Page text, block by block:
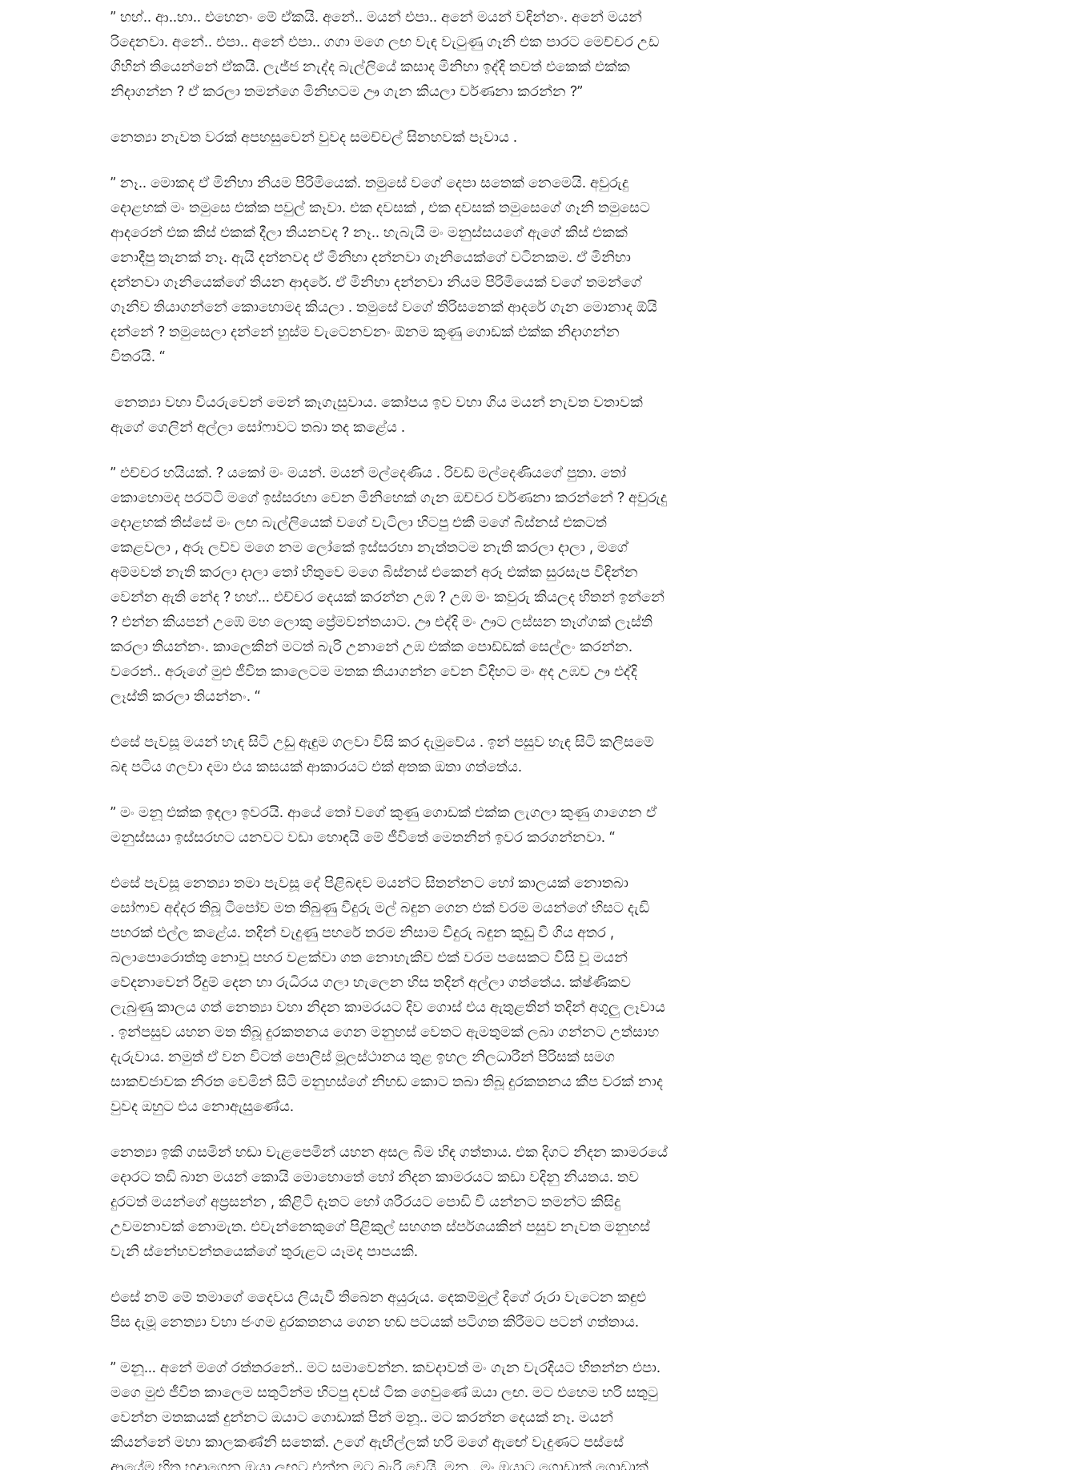
” හහ්.. ආ..හා.. එහෙනං මේ ඒකයි. අනේ.. මයන් එපා.. අනේ මයන් වඳින්නං. අනේ මයන්
රිදෙනවා. අනේ.. එපා.. අනේ එපා.. ගගා මගෙ ලඟ වැඳ වැටුණු ගෑනි එක පාරට මෙච්චර උඩ
ගිහින් තියෙන්නේ ඒකයි. ලැජ්ජ නැද්ද බැල්ලියේ කසාද මිනිහා ඉද්දි තවත් එකෙක් එක්ක
නිදාගන්න ? ඒ කරලා තමන්ගෙ මිනිහටම ඌ ගැන කියලා වර්ණනා කරන්න ?”
නෙත්‍යා නැවත වරක් අපහසුවෙන් වුවද සමච්චල් සිනහවක් පෑවාය .
” නෑ.. මොකද ඒ මිනිහා නියම පිරිමියෙක්. තමුසේ වගේ දෙපා සතෙක් නෙමෙයි. අවුරුදු
දොළහක් මං තමුසෙ එක්ක පවුල් කෑවා. එක දවසක් , එක දවසක් තමුසෙගේ ගෑනි තමුසෙට
ආදරෙන් එක කිස් එකක් දීලා තියනවද ? නෑ.. හැබැයි මං මනුස්සයගේ ඇගේ කිස් එකක්
නොදීපු තැනක් නෑ. ඇයි දන්නවද ඒ මිනිහා දන්නවා ගෑනියෙක්ගේ වටිනකම. ඒ මිනිහා
දන්නවා ගෑනියෙක්ගේ තියන ආදරේ. ඒ මිනිහා දන්නවා නියම පිරිමියෙක් වගේ තමන්ගේ
ගෑනිව තියාගන්නේ කොහොමද කියලා . තමුසේ වගේ තිරිසනෙක් ආදරේ ගැන මොනාද ඕයි
දන්නේ ? තමුසෙලා දන්නේ හුස්ම වැටෙනවනං ඕනම කුණු ගොඩක් එක්ක නිදාගන්න
විතරයි. “
නෙත්‍යා වහා වියරුවෙන් මෙන් කෑගැසුවාය. කෝපය ඉව වහා ගිය මයන් නැවත වතාවක්
ඇගේ ගෙලින් අල්ලා සෝෆාවට තබා තද කළේය .
” එච්චර හයියක්. ? යකෝ මං මයන්. මයන් මල්දෙණිය . රිචඩ් මල්දෙණියගේ පුතා. තෝ
කොහොමද පරට්ටි මගේ ඉස්සරහා වෙන මිනිහෙක් ගැන ඔච්චර වර්ණනා කරන්නේ ? අවුරුදු
දොළහක් තිස්සේ මං ලඟ බැල්ලියෙක් වගේ වැටිලා හිටපු එකී මගේ බිස්නස් එකටත්
කෙළවලා , අරූ ලව්ව මගෙ නම ලෝකේ ඉස්සරහා නැත්තටම නැති කරලා දාලා , මගේ
අම්මවත් නැති කරලා දාලා තෝ හිතුවෙ මගෙ බිස්නස් එකෙන් අරූ එක්ක සුරසැප විඳින්න
වෙන්න ඇති නේද ? හහ්… එච්චර දෙයක් කරන්න උඹ ? උඹ මං කවුරු කියලද හිතන් ඉන්නේ
? එන්න කියපන් උඹේ මහ ලොකු ප්‍රේමවන්තයාට. ඌ එද්දි මං ඌට ලස්සන තෑග්ගක් ලෑස්ති
කරලා තියන්නං. කාලෙකින් මටත් බැරි උනානේ උඹ එක්ක පොඩ්ඩක් සෙල්ලං කරන්න.
වරෙන්.. අරූගේ මුළු ජීවිත කාලෙටම මතක තියාගන්න වෙන විදිහට මං අද උඹව ඌ එද්දි
ලෑස්ති කරලා තියන්නං. “
එසේ පැවසූ මයන් හැඳ සිටි උඩු ඇඳුම ගලවා විසි කර දැමුවේය . ඉන් පසුව හැඳ සිටි කලිසමේ
බඳ පටිය ගලවා දමා එය කසයක් ආකාරයට එක් අතක ඔතා ගත්තේය.
” මං මනූ එක්ක ඉඳලා ඉවරයි. ආයේ තෝ වගේ කුණු ගොඩක් එක්ක ලැගලා කුණු ගාගෙන ඒ
මනුස්සයා ඉස්සරහට යනවට වඩා හොඳයි මේ ජීවිතේ මෙතනින් ඉවර කරගන්නවා. “
එසේ පැවසූ නෙත්‍යා තමා පැවසූ දේ පිළිබඳව මයන්ට සිතන්නට හෝ කාලයක් නොතබා
සෝෆාව අද්දර තිබූ ටීපෝව මත තිබුණු වීදුරු මල් බඳුන ගෙන එක් වරම මයන්ගේ හිසට දැඩි
පහරක් එල්ල කළේය. තදින් වැදුණු පහරේ තරම නිසාම වීදුරු බඳුන කුඩු වී ගිය අතර ,
බලාපොරොත්තු නොවූ පහර වළක්වා ගත නොහැකිව එක් වරම පසෙකට විසි වූ මයන්
වේදනාවෙන් රිදුම් දෙන හා රුධිරය ගලා හැලෙන හිස තදින් අල්ලා ගත්තේය. ක්ෂ්ණිකව
ලැබුණු කාලය ගත් නෙත්‍යා වහා නිදන කාමරයට දිව ගොස් එය ඇතුළතින් තදින් අගුලු ලෑවාය
. ඉන්පසුව යහන මත තිබූ දුරකතනය ගෙන මනුහස් වෙතට ඇමතුමක් ලබා ගන්නට උත්සාහ
දැරුවාය. නමුත් ඒ වන විටත් පොලිස් මූලස්ථානය තුළ ඉහල නිලධාරීන් පිරිසක් සමග
සාකච්ජාවක නිරත වෙමින් සිටි මනුහස්ගේ නිහඬ කොට තබා තිබූ දුරකතනය කීප වරක් නාද
වුවද ඔහුට එය නොඇසුණේය.
නෙත්‍යා ඉකි ගසමින් හඬා වැළපෙමින් යහන අසල බිම හිඳ ගත්තාය. එක දිගට නිදන කාමරයේ
දොරට තඩි බාන මයන් කොයි මොහොතේ හෝ නිදන කාමරයට කඩා වදිනු නියතය. තව
දුරටත් මයන්ගේ අප්‍රසන්න , කිළිටි දෑතට හෝ ශරීරයට පොඩි වී යන්නට තමන්ට කිසිදු
උවමනාවක් නොමැත. එවැන්නෙකුගේ පිළිකුල් සහගත ස්පර්ශයකින් පසුව නැවත මනුහස්
වැනි ස්නේහවන්තයෙක්ගේ තුරුළට යෑමද පාපයකි.
එසේ නම් මේ තමාගේ දෛවය ලියැවී තිබෙන අයුරුය. දෙකම්මුල් දිගේ රූරා වැටෙන කඳුළු
පිස දැමූ නෙත්‍යා වහා ජංගම දුරකතනය ගෙන හඬ පටයක් පටිගත කිරීමට පටන් ගත්තාය.
” මනූ… අනේ මගේ රත්තරනේ.. මට සමාවෙන්න. කවදාවත් මං ගැන වැරදියට හිතන්න එපා.
මගෙ මුළු ජීවිත කාලෙම සතුටින්ම හිටපු දවස් ටික ගෙවුණේ ඔයා ලඟ. මට එහෙම හරි සතුටු
වෙන්න මතකයක් දුන්නට ඔයාට ගොඩාක් පින් මනූ.. මට කරන්න දෙයක් නෑ. මයන්
කියන්නේ මහා කාලකණ්නි සතෙක්. උගේ ඇඟිල්ලක් හරි මගේ ඇඟේ වැදුණට පස්සේ
ආයේම හිත හදාගෙන ඔයා ලඟට එන්න මට බැරි වෙයි. මනූ.. මං ඔයාට ගොඩාක් ගොඩාක්